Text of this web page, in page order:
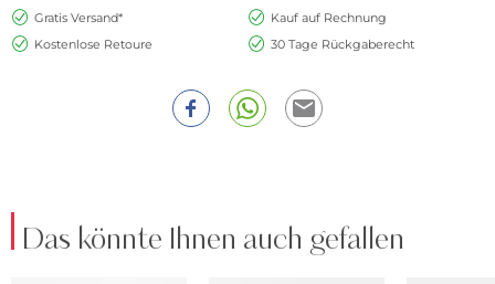
Gratis Versand*
Kauf auf Rechnung
Kostenlose Retoure
30 Tage Rückgaberecht
Das könnte Ihnen auch gefallen